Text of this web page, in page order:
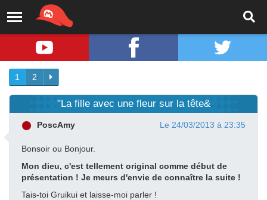
1 2
"La fille avec une fleur sur la tête&
PoscAmy Le 24/03/2013 à 23:35
Bonsoir ou Bonjour.
Mon dieu, c'est tellement original comme début de
présentation ! Je meurs d'envie de connaître la suite !
Tais-toi Gruikui et laisse-moi parler !